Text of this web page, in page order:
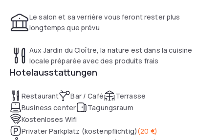
evening.
Alliance Lille - Couvent Des Minimes sits just 150 m from
minutes from both Lille Europe and Lille Flandre SNCF/TGV
Train Stations by car.
Le salon et sa verrière vous feront rester plus
longtemps que prévu
Aux Jardin du Cloître, la nature est dans la cuisine
locale préparée avec des produits frais
Hotelausstattungen
Restaurant Bar / Café
Terrasse
Business center
Tagungsraum
Kostenloses Wifi
Privater Parkplatz (kostenpflichtig)(20 €)